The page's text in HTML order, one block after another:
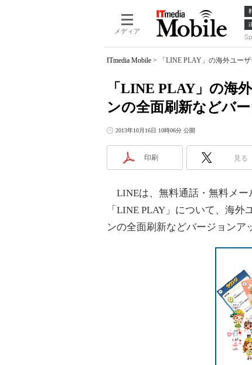
メディア
ITmedia Mobile > 「LINE PLAY」の海外ユー
「LINE PLAY」の海
ンの全面刷新などバ
2013年10月16日 10時06分 公開
印刷 見る
LINEは、無料通話・無料メー
「LINE PLAY」について、海
ンの全面刷新などバージョンア